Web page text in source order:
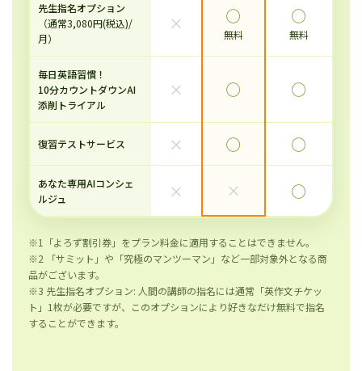
先生指名オプション
（通常3,080円(税込)/
月）
× ◯
無料
◯
無料
毎日英語習慣！
10分カウントダウンAI
添削トライアル
× ◯ ◯
復習テストサービス × ◯ ◯
あなた専用AIコンシェ
ルジュ
× × ◯
※1「よろず割引券」をプラン料金に適用することはできません。
※2 「サミット」や「究極のマンツーマン」など一部対象外となる商
品がございます。
※3 先生指名オプション: 人間の講師の指名には通常「英作文チケッ
ト」1枚が必要ですが、このオプションにより好きなだけ無料で指名
することができます。